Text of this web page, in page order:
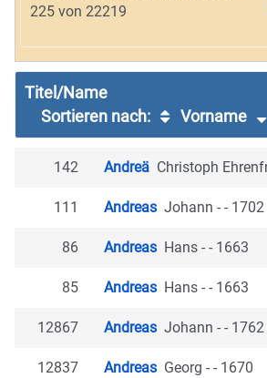
225 von 22219
Titel/Name
Sortieren nach:
Vorname
142 Andreä Christoph
111 Andreas Johann - - 1702
86 Andreas Hans - - 1663
85 Andreas Hans - - 1663
12867 Andreas Johann - - 1762
12837 Andreas Georg - - 1670